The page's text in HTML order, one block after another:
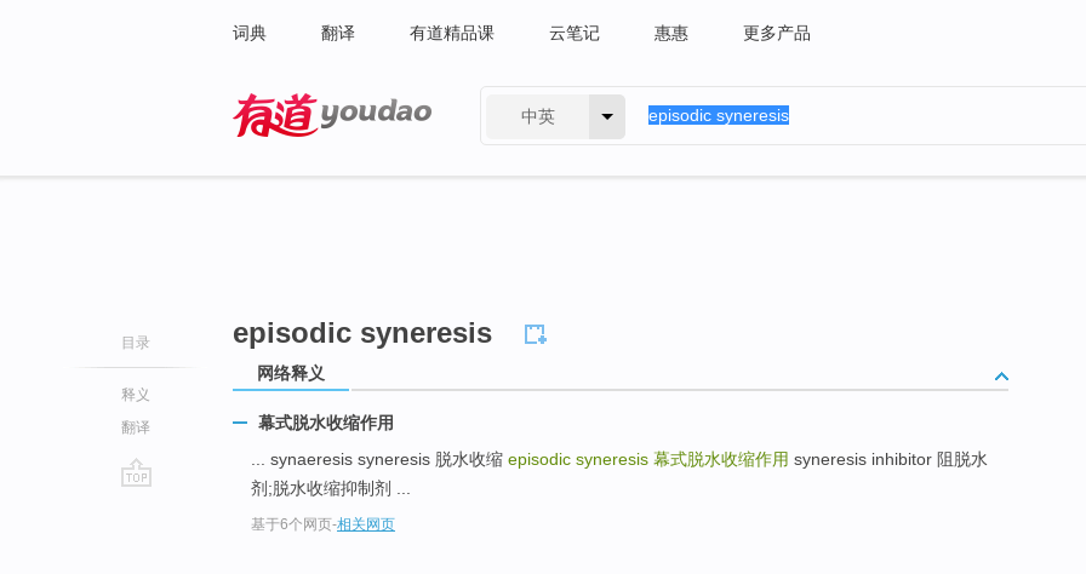
词典 翻译 有道精品课 云笔记 惠惠 更多产品
中英
目录
释义
翻译
episodic syneresis
网络释义
幕式脱水收缩作用
... synaeresis syneresis 脱水收缩 episodic syneresis 幕式脱水收缩作用 syneresis inhibitor 阻脱水
剂;脱水收缩抑制剂 ...
基于6个网页-相关网页